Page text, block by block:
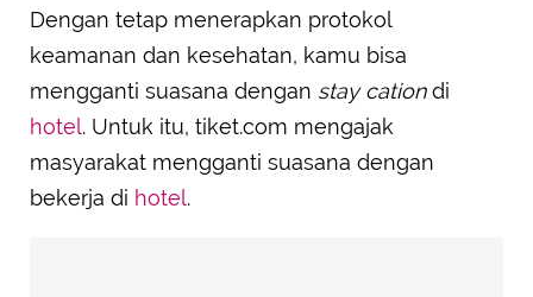
Dengan tetap menerapkan protokol
keamanan dan kesehatan, kamu bisa
mengganti suasana dengan stay cationdi
hotel. Untuk itu, tiket.com mengajak
masyarakat mengganti suasana dengan
bekerja di hotel.